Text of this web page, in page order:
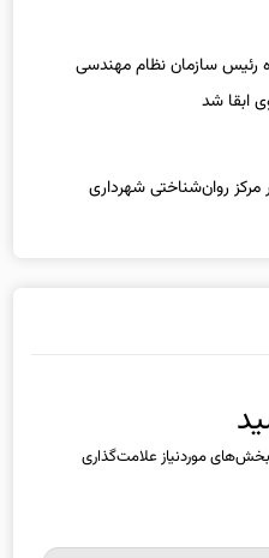
رئیس سازمان نظام مهندسی
ابقا شد
مرکز روان‌شناختی شهرداری
بخش‌های موردنیاز علامت‌گذاری